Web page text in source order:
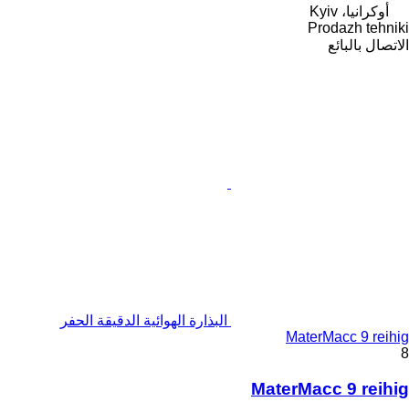
أوكرانيا، Kyiv
Prodazh tehniki
الاتصال بالبائع
البذارة الهوائية الدقيقة الحفر
MaterMacc 9 reihig
8
MaterMacc 9 reihig